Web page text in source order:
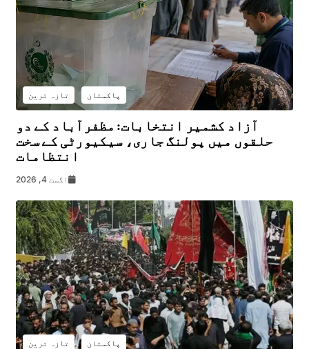
پاکستان تازہ ترین
آزاد کشمیر انتخابات: مظفرآباد کے دو
حلقوں میں پولنگ جاری، سیکیورٹی کے سخت
انتظامات
اگست 4, 2026
پاکستان تازہ ترین